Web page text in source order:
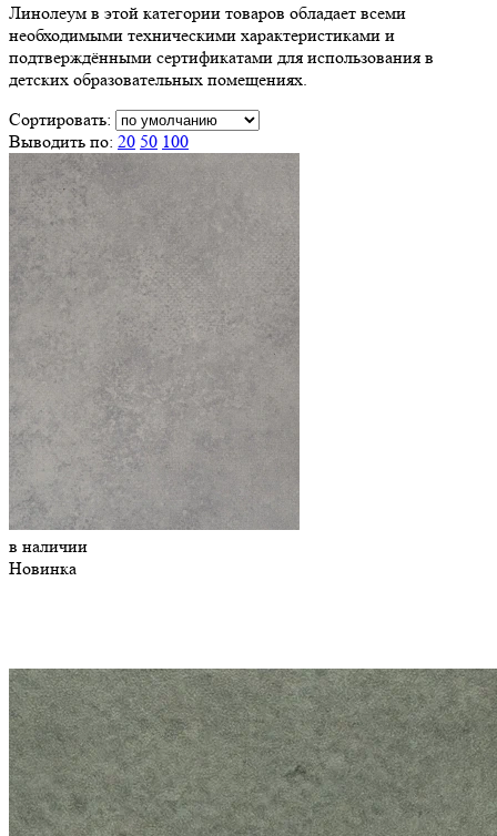
Линолеум в этой категории товаров обладает всеми
необходимыми техническими характеристиками и
подтверждёнными сертификатами для использования в
детских образовательных помещениях.
Сортировать:
Выводить по: 20 50 100
в наличии
Новинка